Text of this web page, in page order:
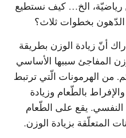
رياضيّة، الخ… كيف نستطيع
بخطوات ثلاث؟
أنّ زيادة الوزن بطريقة
المفاجئ سببها الأساسي
من الهرمونات الّتي ترتبط
بالطّعام وزيادة
يقع على الطّعام
المتعلّقة بزيادة الوزن.